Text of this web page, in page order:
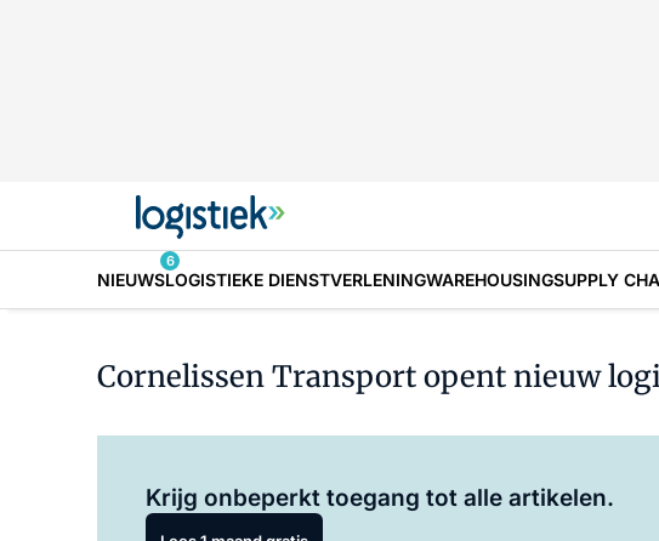
NIEUWS
6
LOGISTIEKE DIENSTVERLENINGWAREHOUSINGSUPPLY
Cornelissen Transport opent nieuw
Krijg onbeperkt toegang tot alle artikelen.